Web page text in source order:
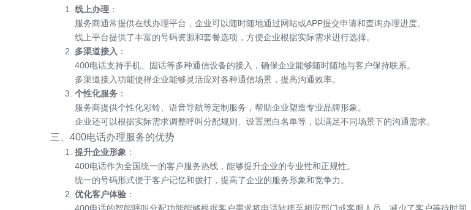
线上办理 ：
服务商通常提供在线办理平台，企业可以随时随地通过网站或APP提交申请和查询办理进度。
线上平台提供了丰富的号码资源和套餐选项，方便企业根据实际需求进行选择。
多渠道接入 ：
400电话支持手机、固话等多种通信设备的接入，确保企业能够随时随地与客户保持联系。
多渠道接入功能使得企业能够灵活应对各种通信场景，提高沟通效率。
个性化服务 ：
服务商提供个性化彩铃、语音导航等定制服务，帮助企业塑造专业品牌形象。
企业还可以根据实际需求调整呼叫分配规则、设置黑白名单等，以满足不同场景下的沟通需求。
三、400电话办理服务的优势
提升企业形象 ：
400电话作为全国统一的客户服务热线，能够提升企业的专业性和正规性。
统一的号码形式便于客户记忆和拨打，提高了企业的服务形象和竞争力。
优化客户体验 ：
400电话的智能呼叫分配功能能够根据客户需求将电话转接至相应部门或客服人员，减少了客户等待时间。